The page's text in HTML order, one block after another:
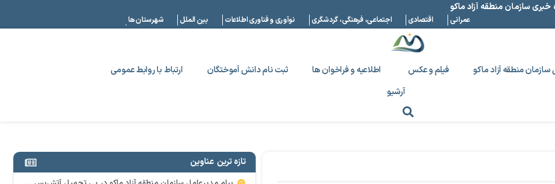
خبری سازمان منطقه آزاد ماکو
عمرانی اقتصادی اجتماعی، فرهنگی، گردشگری نوآوری و فناوری اطلاعات بین الملل شهرستان ها
سازمان منطقه آزاد ماکو فیلم و عکس اطلاعیه و فراخوان ها ثبت نام دانش آموختگان
ارتباط با روابط عمومی
آرشیو
تازه ترین عناوین